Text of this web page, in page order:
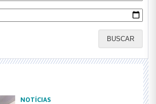
BUSCAR
NOTÍCIAS